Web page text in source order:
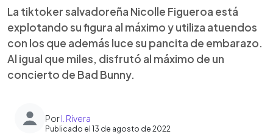
La tiktoker salvadoreña Nicolle Figueroa está
explotando su figura al máximo y utiliza atuendos
con los que además luce su pancita de embarazo.
Al igual que miles, disfrutó al máximo de un
concierto de Bad Bunny.
PorI. Rivera
Publicado el 13 de agosto de 2022